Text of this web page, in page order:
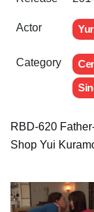
Actor
Category
RBD-620
Shop Yui